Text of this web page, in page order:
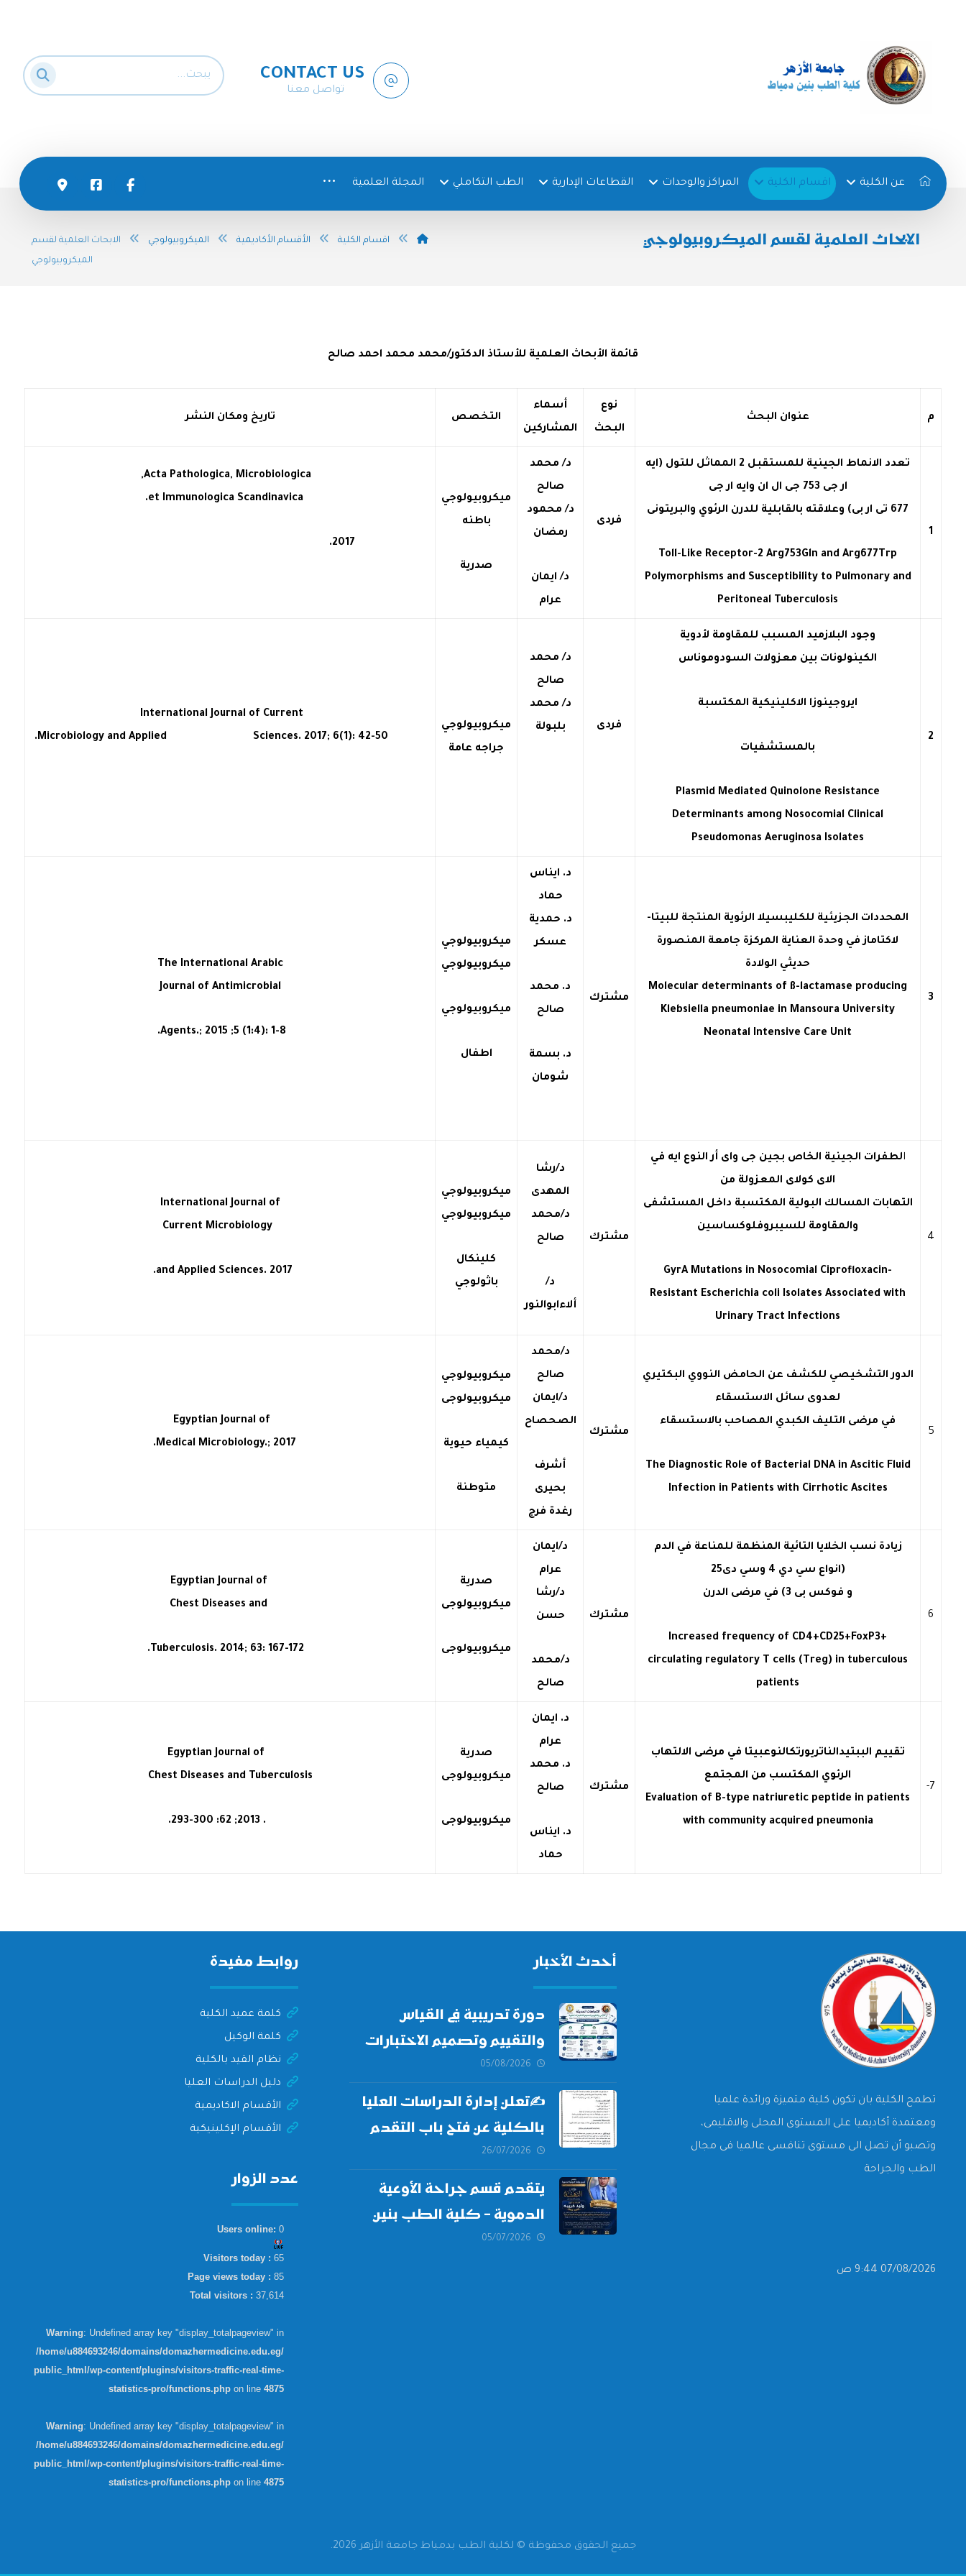
CONTACT US
تواصل معنا
عن الكلية اقسام الكلية المراكز والوحدات القطاعات الإدارية الطب التكاملي المجلة العلمية
الابحاث العلمية لقسم الميكروبيولوجي اقسام الكلية الأقسام الأكاديمية الميكروبيولوجي
الابحاث العلمية لقسم
الميكروبيولوجي
قائمة الأبحاث العلمية للأستاذ الدكتور/محمد محمد احمد صالح
م عنوان البحث
نوع
البحث
أسماء
المشاركين
التخصص تاريخ ومكان النشر
1
تعدد الانماط الجينية للمستقبل 2 المماثل للتول (ايه
ار جى 753 جى ال ان وايه ار جى
677 تى ار بى) وعلاقته بالقابلية للدرن الرئوي والبريتونى
Toll-Like Receptor-2 Arg753Gln and Arg677Trp
Polymorphisms and Susceptibility to Pulmonary and
Peritoneal Tuberculosis
فردى
د/ محمد
صالح
د/ محمود
رمضان
د/ ايمان
عرام
ميكروبيولوجي
باطنه
صدرية
2017.
2
وجود البلازميد المسبب للمقاومة لأدوية
الكينولونات بين معزولات السودوموناس
ايروجينوزا الاكلينيكية المكتسبة
بالمستشفيات
Plasmid Mediated Quinolone Resistance
Determinants among Nosocomial Clinical
Pseudomonas Aeruginosa Isolates
فردى
د/ محمد
صالح
د/ محمد
بلبولة
ميكروبيولوجي
جراجه عامة
Microbiology and Applied Sciences. 2017; 6(1): 42-50.
3
المحددات الجزيئية للكليبسيلا الرئوية المنتجة للبيتا-
لاكتاماز في وحدة العناية المركزة جامعة المنصورة
حديثي الولادة
Molecular determinants of ß-lactamase producing
Klebsiella pneumoniae in Mansoura University
Neonatal Intensive Care Unit
مشترك
د. ايناس
حماد
د. حمدية
عسكر
د. محمد
صالح
د. بسمة
شومان
ميكروبيولوجي
ميكروبيولوجي
ميكروبيولوجي
اطفال
The International Arabic
4
الطفرات الجينية الخاص بجين جى واى أر النوع ايه في
الاى كولاى المعزولة من
التهابات المسالك البولية المكتسبة داخل المستشفى
والمقاومة للسيبروفلوكساسين
GyrA Mutations in Nosocomial Ciprofloxacin-
Resistant Escherichia coli Isolates Associated with
Urinary Tract Infections
مشترك
د/رشا
المهدى
د/محمد
صالح
د/
ألاءابوالنور
ميكروبيولوجي
ميكروبيولوجي
كلينكال
باثولوجي
Current Microbiology
5
الدور التشخيصي للكشف عن الحامض النووي البكتيري
لعدوى سائل الاستسقاء
في مرضى التليف الكبدي المصاحب بالاستسقاء
The Diagnostic Role of Bacterial DNA in Ascitic Fluid
Infection in Patients with Cirrhotic Ascites
مشترك
د/محمد
صالح
د/ايمان
الصحصاح
أشرف
بحيرى
رغدة فرج
ميكروبيولوجي
ميكروبيولوجى
كيمياء حيوية
متوطنة
6
زيادة نسب الخلايا التائية المنظمة للمناعة في الدم
(انواع سي دي 4 وسي دى25
و فوكس بى 3) في مرضى الدرن
Increased frequency of CD4+CD25+FoxP3+
circulating regulatory T cells (Treg) in tuberculous
patients
مشترك
د/ايمان
عرام
د/رشا
حسن
د/محمد
صالح
صدرية
ميكروبيولوجى
ميكروبيولوجى
7-
تقييم الببتيدالناتريورتكالنوعبيتا في مرضى الالتهاب
الرئوي المكتسب من المجتمع
Evaluation of B-type natriuretic peptide in patients
with community acquired pneumonia
مشترك
د. ايمان
عرام
د. محمد
صالح
د. ايناس
حماد
صدرية
ميكروبيولوجى
ميكروبيولوجى
Chest Diseases and Tuberculosis
. 2013; 62: 293-300.
تطمح الكلية بان تكون كلية متميزة ورائدة علميا
ومعتمدة أكاديميا على المستوى المحلى والاقليمى،
وتصبو أن تصل الى مستوى تنافسى عالميا فى مجال
الطب والجراحة
07/08/2026 9:44 ص
أحدث الأخبار
دورة تدريبية في القياس
والتقييم وتصميم الاختبارات
الطبية
05/08/2026
✍تعلن إدارة الدراسات العليا
بالكلية عن فتح باب التقدم
للالتحاق ببرامج الدراسات
العليا لدورة
أكتوبر 2026،
26/07/2026
يتقدم قسم جراحة الأوعية
الدموية – كلية الطب بنين
05/07/2026
روابط مفيدة
كلمة عميد الكلية
كلمة الوكيل
نظام القيد بالكلية
دليل الدراسات العليا
الأقسام الاكاديمية
الأقسام الإكلينيكية
عدد الزوار
Users online: 0
Visitors today : 65
Page views today : 85
Total visitors : 37,614
Warning: Undefined array key "display_totalpageview" in
/home/u884693246/domains/domazhermedicine.edu.eg/
public_html/wp-content/plugins/visitors-traffic-real-time-
statistics-pro/functions.phpon line 4875
Warning: Undefined array key "display_totalpageview" in
/home/u884693246/domains/domazhermedicine.edu.eg/
public_html/wp-content/plugins/visitors-traffic-real-time-
statistics-pro/functions.phpon line 4875
جميع الحقوق محفوظة © لكلية الطب بدمياط جامعة الأزهر 2026.